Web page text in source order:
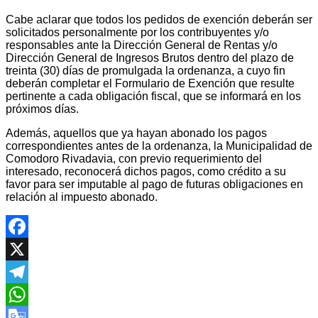
Cabe aclarar que todos los pedidos de exención deberán ser
solicitados personalmente por los contribuyentes y/o
responsables ante la Dirección General de Rentas y/o
Dirección General de Ingresos Brutos dentro del plazo de
treinta (30) días de promulgada la ordenanza, a cuyo fin
deberán completar el Formulario de Exención que resulte
pertinente a cada obligación fiscal, que se informará en los
próximos días.
Además, aquellos que ya hayan abonado los pagos
correspondientes antes de la ordenanza, la Municipalidad de
Comodoro Rivadavia, con previo requerimiento del
interesado, reconocerá dichos pagos, como crédito a su
favor para ser imputable al pago de futuras obligaciones en
relación al impuesto abonado.
Facebook
X
Telegram